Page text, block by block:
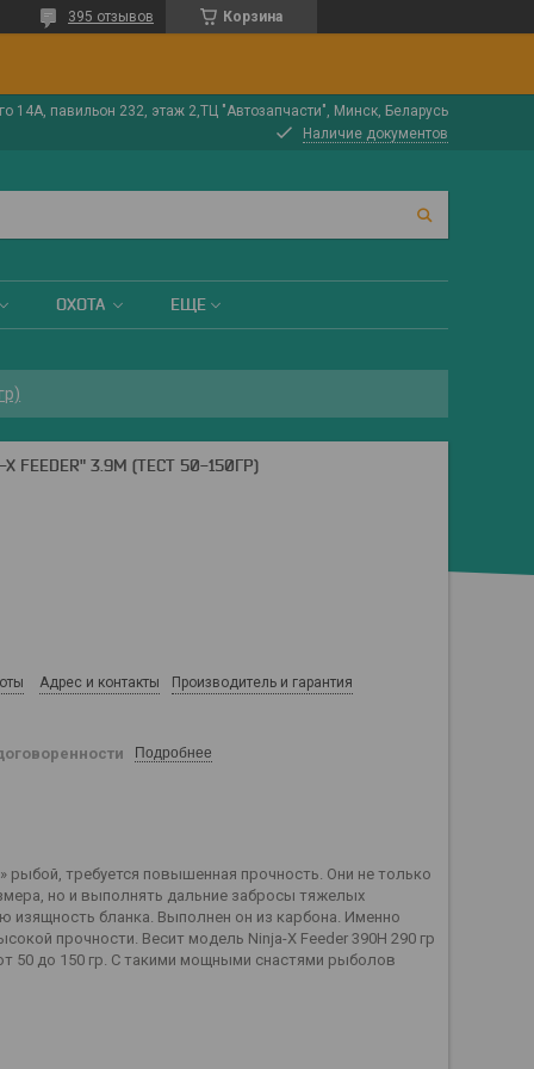
Корзина
395 отзывов
14А, павильон 232, этаж 2,ТЦ "Автозапчасти", Минск, Беларусь
Наличие документов
ОХОТА ЕЩЕ
FEEDER" 3.9М (ТЕСТ 50-150ГР)
Адрес и контакты Производитель и гарантия
Подробнее
требуется повышенная прочность. Они не только
но и выполнять дальние забросы тяжелых
бланка. Выполнен он из карбона. Именно
прочности. Весит модель Ninja-X Feeder 390H 290 гр
50 до 150 гр. С такими мощными снастями рыболов